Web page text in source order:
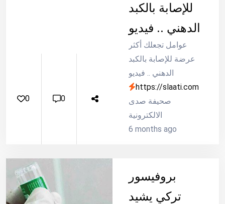
0 0
للإصابة بالكبد
الدهني .. فيديو
عوامل تجعلك أكثر
عرضة للإصابة بالكبد
الدهني .. فيديو
https://slaati.com
صحيفة صدى
الالكترونية
6 months ago
بروفيسور
تركي يشيد